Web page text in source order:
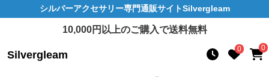
シルバーアクセサリー専門通販サイトSilvergleam
10,000円以上のご購入で送料無料
Silvergleam 0 0